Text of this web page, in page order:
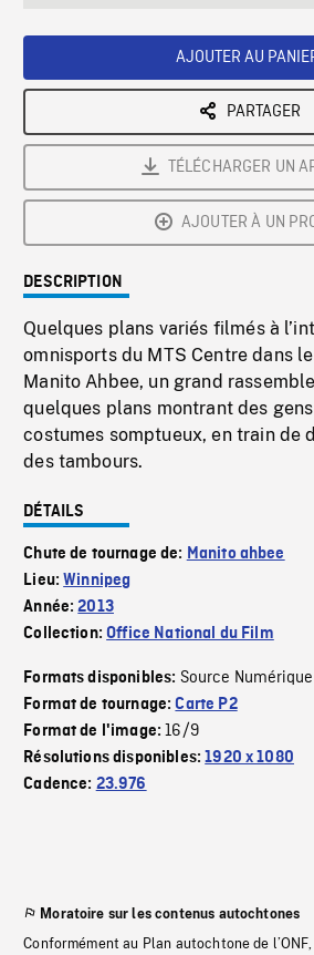
AJOUTER AU
PARTAGER
TÉLÉCHARGER UN
AJOUTER À UN
DESCRIPTION
Quelques plans variés filmés à
omnisports du MTS Centre dans
Manito Ahbee, un grand
quelques plans montrant des
costumes somptueux, en train de
des tambours.
DÉTAILS
Chute de tournage de: Manito ahbee
Lieu:Winnipeg
Année:2013
Collection:Office National du Film
Formats disponibles: Source Numérique
Format de tournage:Carte P2
Format de l'image:16/9
Résolutions disponibles:1920 x 1080
Cadence: 23.976
Moratoire sur les contenus autochtones
Conformément au Plan autochtone de